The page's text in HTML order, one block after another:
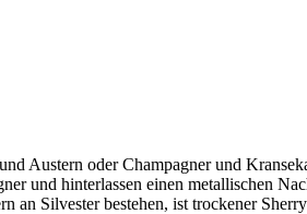
Austern oder Champagner und
und hinterlassen einen metallischen
Silvester bestehen, ist trockener